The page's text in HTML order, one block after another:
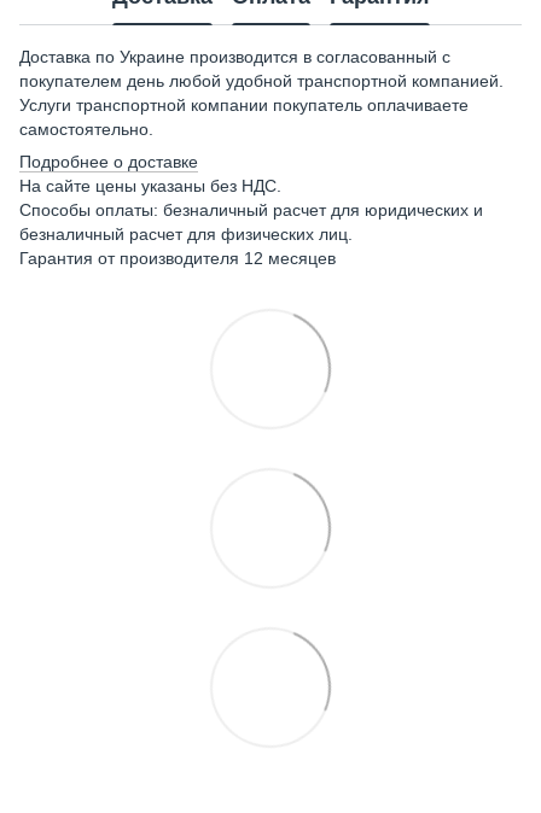
Доставка по Украине производится в согласованный с
покупателем день любой удобной транспортной компанией.
Услуги транспортной компании покупатель оплачиваете
самостоятельно.
Подробнее о доставке
На сайте цены указаны без НДС.
Способы оплаты: безналичный расчет для юридических и
безналичный расчет для физических лиц.
Гарантия от производителя 12 месяцев